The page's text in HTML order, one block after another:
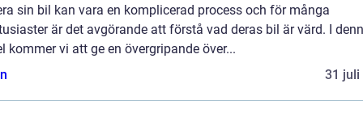
sin bil kan vara en komplicerad process och för många
är det avgörande att förstå vad deras bil är värd. I
kommer vi att ge en övergripande över...
31 juli